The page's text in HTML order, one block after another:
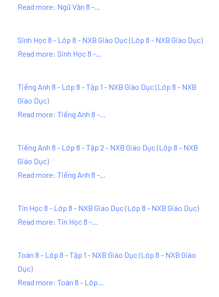
Read more: Ngữ Văn 8 -...
Sinh Học 8 - Lớp 8 - NXB Giáo Dục(Lớp 8 - NXB Giáo Dục)
Read more: Sinh Học 8 -...
Tiếng Anh 8 - Lớp 8 - Tập 1 - NXB Giáo Dục(Lớp 8 - NXB
Giáo Dục)
Read more: Tiếng Anh 8 -...
Tiếng Anh 8 - Lớp 8 - Tập 2 - NXB Giáo Dục(Lớp 8 - NXB
Giáo Dục)
Read more: Tiếng Anh 8 -...
Tin Học 8 - Lớp 8 - NXB Giáo Dục(Lớp 8 - NXB Giáo Dục)
Read more: Tin Học 8 -...
Toán 8 - Lớp 8 - Tập 1 - NXB Giáo Dục(Lớp 8 - NXB Giáo
Dục)
Read more: Toán 8 - Lớp...